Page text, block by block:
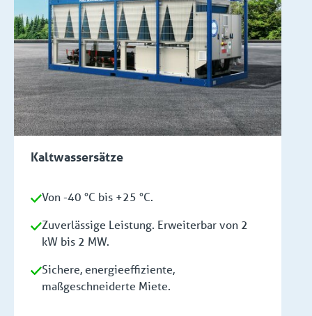
Kaltwassersätze
Von -40 °C bis +25 °C.
Zuverlässige Leistung. Erweiterbar von 2
kW bis 2 MW.
Sichere, energieeffiziente,
maßgeschneiderte Miete.